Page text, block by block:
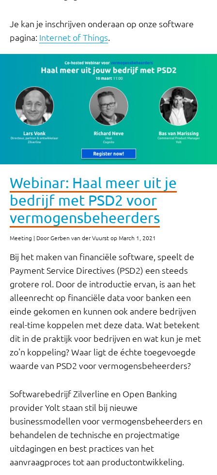
Je kan je inschrijven onderaan op onze software
pagina: Internet of Things.
Webinar: Haal meer uit je
bedrijf met PSD2 voor
vermogensbeheerders
Meeting | Door Gerben van der Vuurst op March 1, 2021
Bij het maken van financiële software, speelt de
Payment Service Directives (PSD2) een steeds
grotere rol. Door de introductie ervan, is aan het
alleenrecht op financiële data voor banken een
einde gekomen en kunnen ook andere bedrijven
real-time koppelen met deze data. Wat betekent
dit in de praktijk voor bedrijven en wat kun je met
zo'n koppeling? Waar ligt de échte toegevoegde
waarde van PSD2 voor vermogensbeheerders?
Softwarebedrijf Zilverline en Open Banking
provider Yolt staan stil bij nieuwe
businessmodellen voor vermogensbeheerders en
behandelen de technische en projectmatige
uitdagingen en best practices van het
aanvraagproces tot aan productontwikkeling.